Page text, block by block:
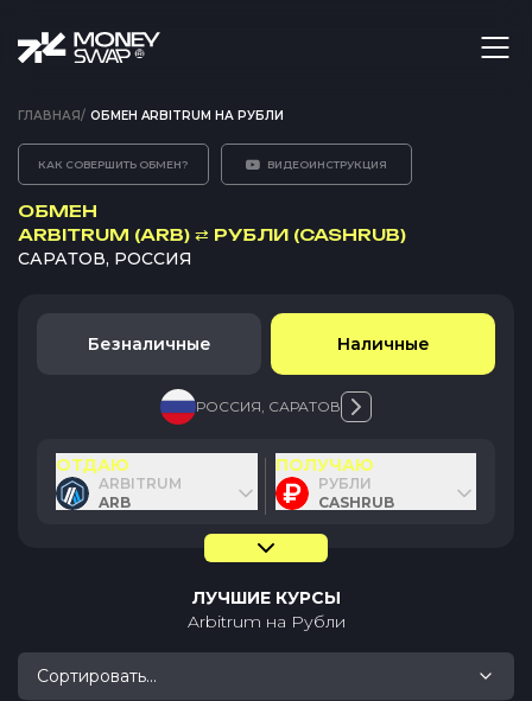
ГЛАВНАЯ/ ОБМЕН ARBITRUM НА РУБЛИ
КАК СОВЕРШИТЬ ОБМЕН? ВИДЕОИНСТРУКЦИЯ
ОБМЕН
ARBITRUM (ARB) ⇄ РУБЛИ (CASHRUB)
САРАТОВ, РОССИЯ
Безналичные Наличные
РОССИЯ, САРАТОВ
ОТДАЮ
ARBITRUM
ARB
ПОЛУЧАЮ
РУБЛИ
CASHRUB
ЛУЧШИЕ КУРСЫ
Arbitrum на Рубли
Сортировать...